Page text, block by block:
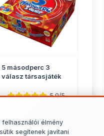
élmény
segítenek javítani
5 másodperc 3
válasz társasjáték
5.0/5
6 749 Ft